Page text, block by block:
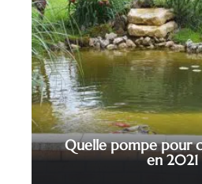
Quelle pompe pour
en 2021